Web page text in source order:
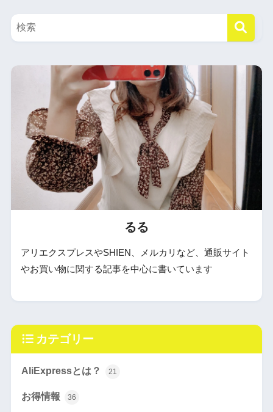
るる
アリエクスプレスやSHIEN、メルカリなど、通販サイト
やお買い物に関する記事を中心に書いています
カテゴリー
AliExpressとは？ 21
お得情報 36